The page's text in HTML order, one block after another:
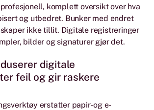
komplett oversikt over hva
og utbedret. Bunker med endret
ikke tillit. Digitale registreringer
bilder og signaturer gjør det.
digitale
feil og gir raskere
erstatter papir- og e-